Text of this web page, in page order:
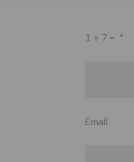
1 + 7 = *
Email